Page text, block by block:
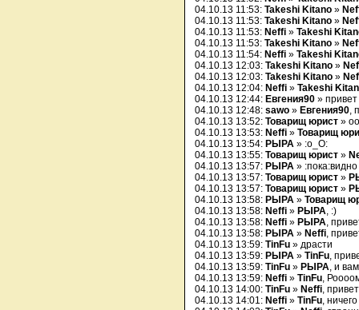
04.10.13 11:53: Takeshi Kitano »
04.10.13 11:53: Takeshi Kitano »
04.10.13 11:53: Neffi » Takeshi
04.10.13 11:53: Takeshi Kitano »
04.10.13 11:54: Neffi » Takeshi
04.10.13 12:03: Takeshi Kitano »
04.10.13 12:03: Takeshi Kitano »
04.10.13 12:04: Neffi » Takeshi
04.10.13 12:44: Евгения90 » привет
04.10.13 12:48: sawo » Евгения90,
04.10.13 13:52: Товарищ юрист »
04.10.13 13:53: Neffi » Товарищ
04.10.13 13:54: РЫРА » :o_O:
04.10.13 13:55: Товарищ юрист »
04.10.13 13:57: РЫРА »
04.10.13 13:57: Товарищ юрист »
04.10.13 13:57: Товарищ юрист »
04.10.13 13:58: РЫРА » Товарищ
04.10.13 13:58: Neffi » РЫРА, :)
04.10.13 13:58: Neffi » РЫРА,
04.10.13 13:58: РЫРА » Neffi,
04.10.13 13:59: TinFu » драсти
04.10.13 13:59: РЫРА » TinFu,
04.10.13 13:59: TinFu » РЫРА, и
04.10.13 13:59: Neffi » TinFu,
04.10.13 14:00: TinFu » Neffi,
04.10.13 14:01: Neffi » TinFu, ничего